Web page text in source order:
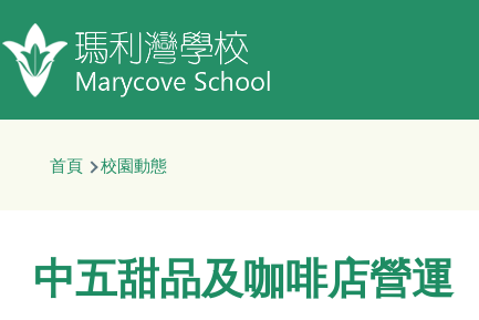
移至主內容
航
結
首頁 校園動態
中五甜品及咖啡店營運